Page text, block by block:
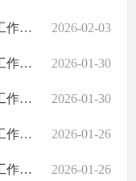
2026年澧县部分事业单位公开选调工作人员体检合格人员公告 2026-02-03
2026年澧县部分事业单位公开选调工作人员体检公告 2026-01-30
2026年澧县部分事业单位公开选调工作人员考试成绩及体检入围情况公告 2026-01-30
2026年澧县部分事业单位公开选调工作人员报名资格审查合格人员及考试有关事项公告 2026-01-26
2026年澧县部分事业单位公开选调工作人员部分岗位降低开考比例及调整选调计划公告 2026-01-26